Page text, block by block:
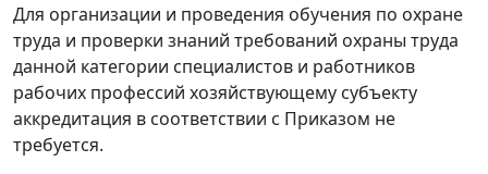
Для организации и проведения обучения по охране
труда и проверки знаний требований охраны труда
данной категории специалистов и работников
рабочих профессий хозяйствующему субъекту
аккредитация в соответствии с Приказом не
требуется.